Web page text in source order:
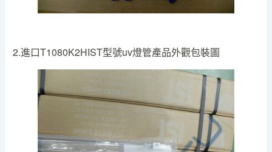
2.進口T1080K2HIST型號uv燈管產品外觀包裝圖